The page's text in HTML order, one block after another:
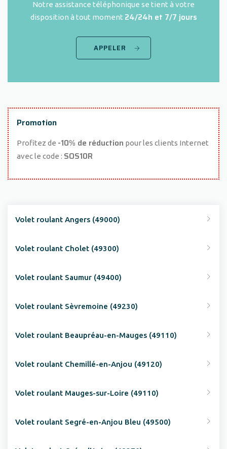
Notre assistance téléphonique se tient à votre
disposition à tout moment 24/24h et 7/7 jours
APPELER
Promotion
Profitez de -10% de réduction pour les clients Internet
avec le code : SOS10R
Volet roulant Angers (49000)
Volet roulant Cholet (49300)
Volet roulant Saumur (49400)
Volet roulant Sèvremoine (49230)
Volet roulant Beaupréau-en-Mauges (49110)
Volet roulant Chemillé-en-Anjou (49120)
Volet roulant Mauges-sur-Loire (49110)
Volet roulant Segré-en-Anjou Bleu (49500)